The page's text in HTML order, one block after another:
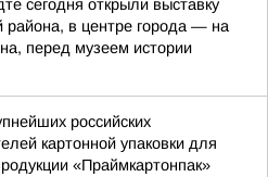
сегодня открыли выставку
района, в центре города — на
перед музеем истории
российских
картонной упаковки для
«Праймкартонпак»